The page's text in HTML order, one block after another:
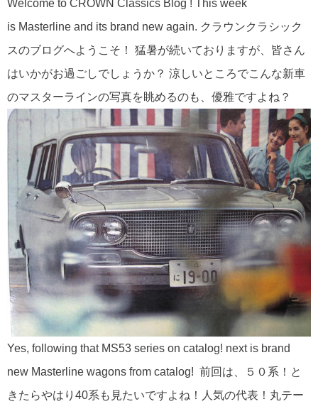
Welcome to CROWN Classics Blog ! This week
is Masterline and its brand new again. クラウンクラシック
スのブログへようこそ！ 猛暑が続いておりますが、皆さん
はいかがお過ごしでしょうか？ 涼しいところでこんな新車
のマスターラインの写真を眺めるのも、優雅ですよね？
Yes, following that MS53 series on catalog! next is brand
new Masterline wagons from catalog! 前回は、５０系！と
きたらやはり40系も見たいですよね！人気の代表！丸テー